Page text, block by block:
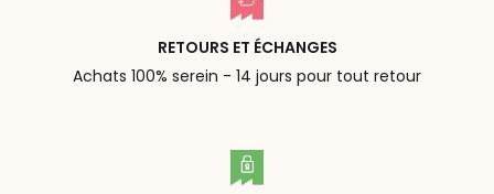
RETOURS ET ÉCHANGES
Achats 100% serein - 14 jours pour tout retour